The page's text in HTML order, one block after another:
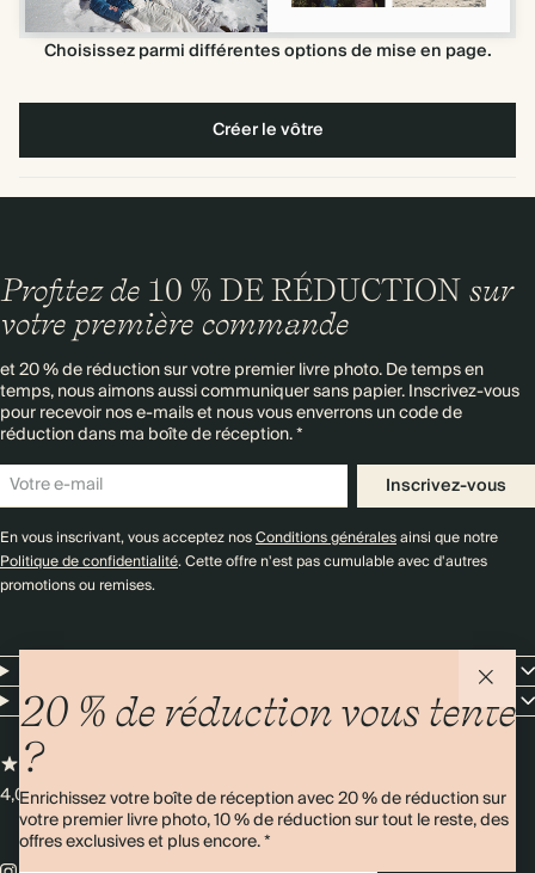
Choisissez parmi différentes options de mise en page.
Créer le vôtre
20 % de réduction vous tente
?
Enrichissez votre boîte de réception avec 20 % de réduction sur
votre premier livre photo, 10 % de réduction sur tout le reste, des
offres exclusives et plus encore. *
Profitez de 10 % DE RÉDUCTION sur
votre première commande
et 20 % de réduction sur votre premier livre photo. De temps en
temps, nous aimons aussi communiquer sans papier. Inscrivez-vous
pour recevoir nos e-mails et nous vous enverrons un code de
réduction dans ma boîte de réception. *
Inscrivez-vous
En vous inscrivant, vous acceptez nosConditions généralesainsi que notre
Politique de confidentialité. Cette offre n'est pas cumulable avec d'autres
promotions ou remises.
Entreprise
4,00/5Plus de 11 000 avis